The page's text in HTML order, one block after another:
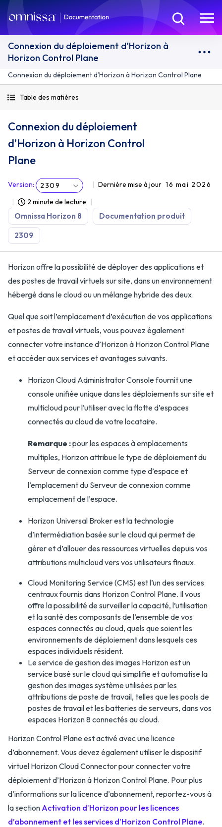
Connexion du déploiement d’Horizon à
Horizon Control Plane
Connexion du déploiement d’Horizon à Horizon Control Plane
Table des matières
Connexion du déploiement
d’Horizon à Horizon Control
Plane
Version: 2309 Dernière mise à jour 16 mai 2026
2 minute de lecture
Omnissa Horizon 8 Documentation produit
2309
Horizon offre la possibilité de déployer des applications et
des postes de travail virtuels sur site, dans un environnement
hébergé dans le cloud ou un mélange hybride des deux.
Quel que soit l’emplacement d’exécution de vos applications
et postes de travail virtuels, vous pouvez également
connecter votre instance d’Horizon à Horizon Control Plane
et accéder aux services et avantages suivants.
Horizon Cloud Administrator Console fournit une
console unifiée unique dans les déploiements sur site et
multicloud pour l’utiliser avec la flotte d’espaces
connectés au cloud de votre locataire.
Remarque :pour les espaces à emplacements
multiples, Horizon attribue le type de déploiement du
Serveur de connexion comme type d’espace et
l’emplacement du Serveur de connexion comme
emplacement de l’espace.
Horizon Universal Broker est la technologie
d’intermédiation basée sur le cloud qui permet de
gérer et d’allouer des ressources virtuelles depuis vos
attributions multicloud vers vos utilisateurs finaux.
Cloud Monitoring Service (CMS) est l’un des services
centraux fournis dans Horizon Control Plane. Il vous
offre la possibilité de surveiller la capacité, l’utilisation
et la santé des composants de l’ensemble de vos
espaces connectés au cloud, quels que soient les
environnements de déploiement dans lesquels ces
espaces individuels résident.
Le service de gestion des images Horizon est un
service basé sur le cloud qui simplifie et automatise la
gestion des images système utilisées par les
attributions de poste de travail, telles que les pools de
postes de travail et les batteries de serveurs, dans vos
espaces Horizon 8 connectés au cloud.
Horizon Control Plane est activé avec une licence
d’abonnement. Vous devez également utiliser le dispositif
virtuel Horizon Cloud Connector pour connecter votre
déploiement d’Horizon à Horizon Control Plane. Pour plus
d’informations sur la licence d’abonnement, reportez-vous à
la section Activation d’Horizon pour les licences
d’abonnement et les services d’Horizon Control Plane.